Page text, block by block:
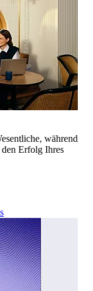
während
Erfolg Ihres